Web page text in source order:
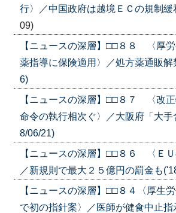
行〉／中国政府は越境ＥＣの規制緩
09)
【ニュースの深層】□□８８ 〈厚
薬指導に保険適用〉／処方薬通販解
6)
【ニュースの深層】□□８７ 〈改
命令の執行相次ぐ〉／大阪府「大手
8/06/21)
【ニュースの深層】□□８６ 〈ＥＵ
／新規則で最大２５億円の罰金も
【ニュースの深層】□□８４〈厚生
で初の指針案〉／医師が健食中止指